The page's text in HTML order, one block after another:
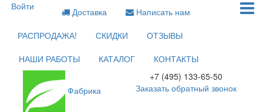
Войти Доставка
Написать нам
РАСПРОДАЖА!
СКИДКИ
ОТЗЫВЫ
НАШИ РАБОТЫ
КАТАЛОГ КОНТАКТЫ
Фабрика
+7 (495) 133-65-50
Заказать обратный звонок